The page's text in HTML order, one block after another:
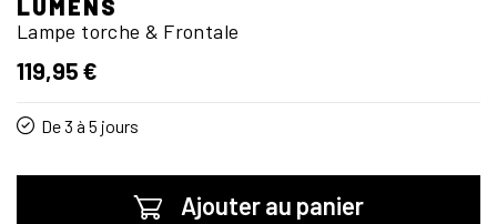
LUMENS
Lampe torche & Frontale
119,95 €
De 3 à 5 jours
Ajouter au panier